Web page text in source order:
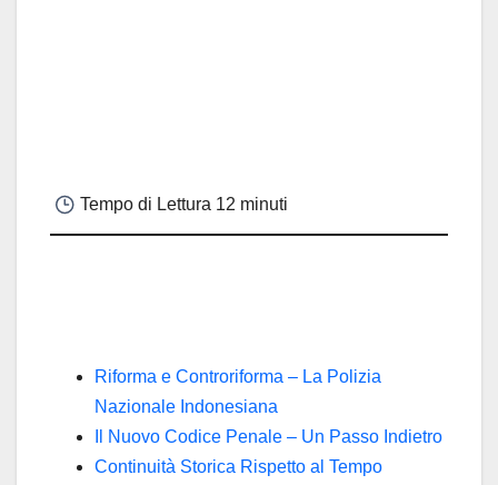
Tempo di Lettura 12 minuti
Riforma e Controriforma – La Polizia
Nazionale Indonesiana
Il Nuovo Codice Penale – Un Passo Indietro
Continuità Storica Rispetto al Tempo